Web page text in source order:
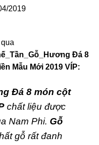
2019
Đá 8
Mẫu Mới 2019 VÍP:
Đá 8 món cột
chất liệu được
Nam Phi. Gỗ
gỗ rất đanh